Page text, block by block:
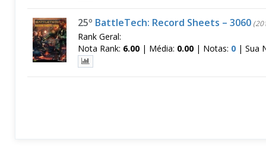
25º BattleTech: Record Sheets – 3060
Rank Geral:
Nota Rank: 6.00 | Média: 0.00 | Notas: 0 | Sua